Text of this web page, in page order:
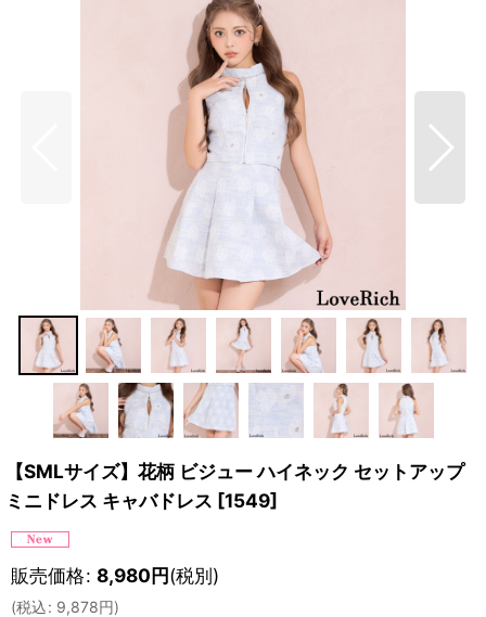
【SMLサイズ】花柄 ビジュー ハイネック セットアップ
ミニドレス キャバドレス [1549]
販売価格: 8,980円(税別)
(税込: 9,878円)